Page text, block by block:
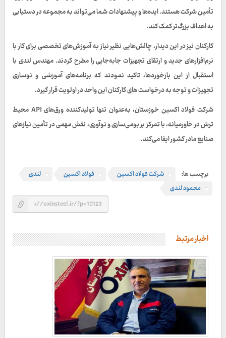
تأمین شرکت هستند. ایده‌ها و پیشنهادات شما می‌تواند به مجموعه در دستیابی
به اهداف بزرگ‌تر کمک کند.
کارکنان نیز در این دیدار، چالش‌هایی نظیر نیاز به آموزش‌های تخصصی برای کار با
نرم‌افزارهای جدید و ارتقای تجهیزات جابه‌جایی را مطرح کردند. مهندس لندی با
استقبال از این بازخوردها، تاکید نمودند که برنامه‌های آموزشی و نوسازی
تجهیزات و توجه به درخواست های کارکنان این واحد در اولویت قرار گیرد.
شرکت فولاد اکسین خوزستان، به‌عنوان تنها تولیدکننده ورق‌های API محیط
ترش در خاورمیانه، با تمرکز بر بومی‌سازی و نوآوری، نقش مهمی در تأمین نیازهای
صنایع مادر کشور ایفا می‌کند.
برچسب ها: شرکت فولاد اکسین فولاد اکسین
لندی
محمود لندی
اخبار مرتبط